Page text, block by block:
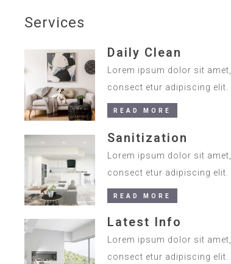
Services
Daily Clean
Lorem ipsum dolor sit amet,
consect etur adipiscing elit.
READ MORE
Sanitization
Lorem ipsum dolor sit amet,
consect etur adipiscing elit.
READ MORE
Latest Info
Lorem ipsum dolor sit amet,
consect etur adipiscing elit.